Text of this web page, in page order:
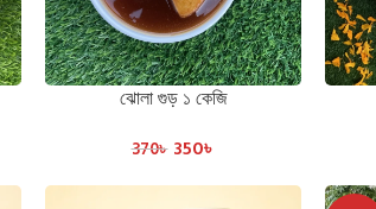
ADD TO CART
ঝোলা গুড় ১ কেজি
370৳ 350৳